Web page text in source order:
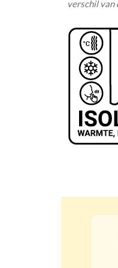
verschil van